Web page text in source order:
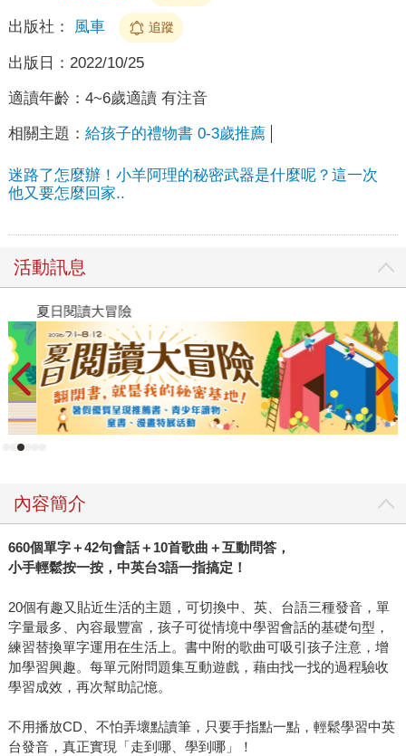
出版社： 風車 追蹤
出版日： 2022/10/25
適讀年齡： 4~6歲適讀 有注音
相關主題： 給孩子的禮物書 0-3歲推薦
迷路了怎麼辦！小羊阿理的秘密武器是什麼呢？這一次
他又要怎麼回家..
活動訊息
夏日閱讀大冒險
內容簡介
660個單字＋42句會話＋10首歌曲＋互動問答，
小手輕鬆按一按，中英台3語一指搞定！
20個有趣又貼近生活的主題，可切換中、英、台語三種發音，單
字量最多、內容最豐富，孩子可從情境中學習會話的基礎句型，
練習替換單字運用在生活上。書中附的歌曲可吸引孩子注意，增
加學習興趣。每單元附問題集互動遊戲，藉由找一找的過程驗收
學習成效，再次幫助記憶。
不用播放CD、不怕弄壞點讀筆，只要手指點一點，輕鬆學習中英
台發音，真正實現「走到哪、學到哪」！